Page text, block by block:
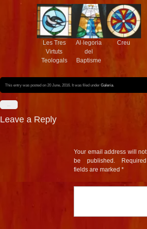
Les Tres
Virtuts
Teologals
Al·legoria
del
Baptisme
Creu
This entry was posted on 20 June, 2016. It was filed under Galeria.
Leave a Reply
Your email address will not
be published.
Required
fields are marked *